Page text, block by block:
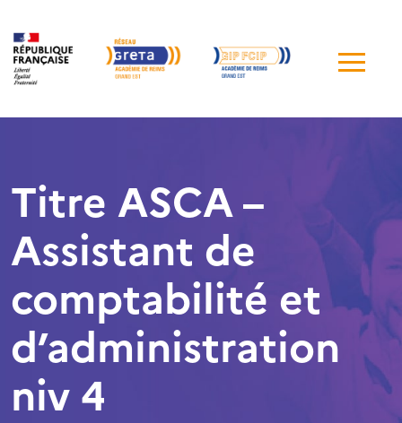
de
Titre ASCA –
Assistant de
comptabilité et
d’administration
niv 4